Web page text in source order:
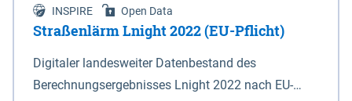
Terrestrischen Referenzsystem 1989 (ETRS 89) mit
der Universalen Transversalen Mercator-Abbildung
bezogen auf die Zone 32 N (UTM 32N) dargestellt
(Anlage 4); Gleiches gilt für die geografischen
INSPIRE Open Data
Straßenlärm Lnight 2022 (EU-Pflicht)
Digitaler landesweiter Datenbestand des
Berechnungsergebnisses Lnight 2022 nach EU-